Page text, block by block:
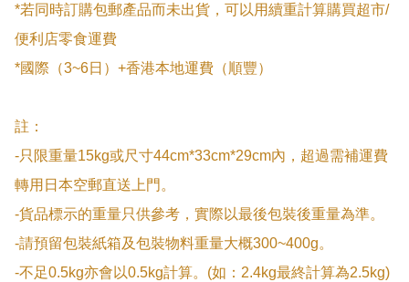
*若同時訂購包郵產品而未出貨，可以用續重計算購買超市/
便利店零食運費
*國際（3~6日）+香港本地運費（順豐）
註：
-只限重量15kg或尺寸44cm*33cm*29cm內，超過需補運費
轉用日本空郵直送上門。
-貨品標示的重量只供參考，實際以最後包裝後重量為準。
-請預留包裝紙箱及包裝物料重量大概300~400g。
-不足0.5kg亦會以0.5kg計算。(如：2.4kg最終計算為2.5kg)